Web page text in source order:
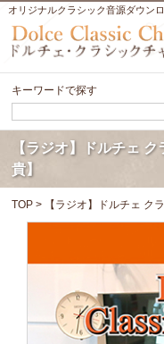
オリジナルクラシック音源ダウン
キーワードで探す
【ラジオ】ドルチェ
貴】
TOP > 【ラジオ】ドルチェ ク